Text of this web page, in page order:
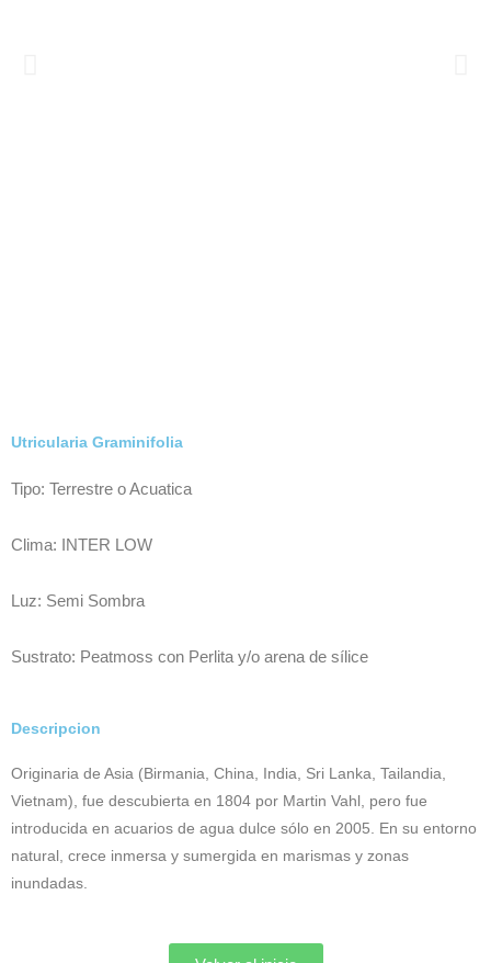
Utricularia Graminifolia
Tipo: Terrestre o Acuatica
Clima: INTER LOW
Luz: Semi Sombra
Sustrato: Peatmoss con Perlita y/o arena de sílice
Descripcion
Originaria de Asia (Birmania, China, India, Sri Lanka, Tailandia,
Vietnam), fue descubierta en 1804 por Martin Vahl, pero fue
introducida en acuarios de agua dulce sólo en 2005. En su entorno
natural, crece inmersa y sumergida en marismas y zonas
inundadas.